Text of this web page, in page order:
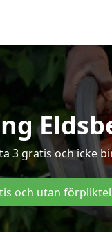
3 gratis och icke
och utan